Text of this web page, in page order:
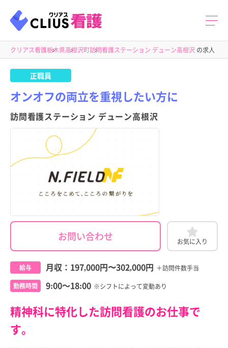
クリアス看護栃木県高根沢町訪問看護ステーション デューン高根沢 の求人
正職員
オンオフの両立を重視したい方に
訪問看護ステーション デューン高根沢
お問い合わせ お気に入り
給与 月収： 197,000円〜302,000円 ＋訪問件数手当
勤務時間 9:00～18:00 ※シフトによって変動あり
精神科に特化した訪問看護のお仕事で
す。